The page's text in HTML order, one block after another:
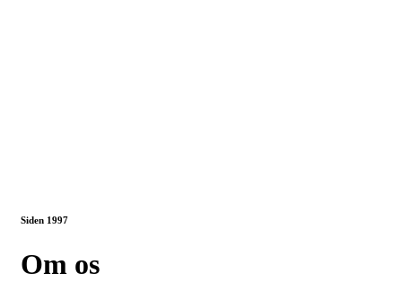
Siden 1997
Om os